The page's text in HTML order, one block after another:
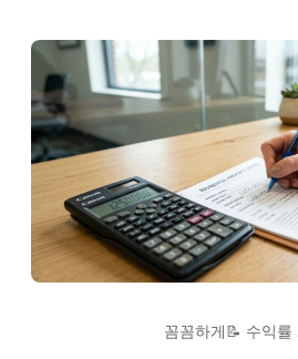
꼼꼼하게📝 수익률